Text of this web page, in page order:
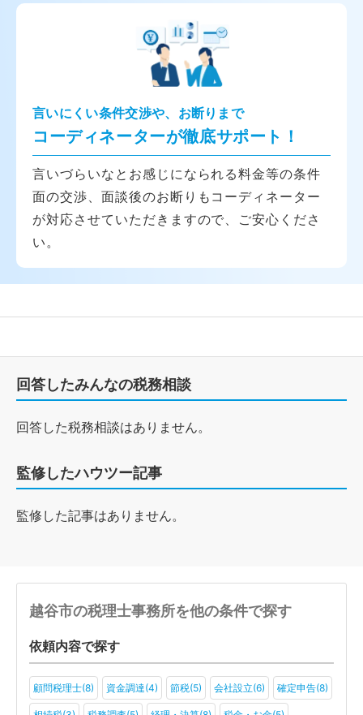
言いにくい条件交渉や、お断りまで
コーディネーターが徹底サポート！
言いづらいなとお感じになられる料金等の条件
面の交渉、面談後のお断りもコーディネーター
が対応させていただきますので、ご安心くださ
い。
回答したみんなの税務相談
回答した税務相談はありません。
監修したハウツー記事
監修した記事はありません。
越谷市の税理士事務所を他の条件で探す
依頼内容で探す
顧問税理士(8) 資金調達(4) 節税(5) 会社設立(6) 確定申告(8)